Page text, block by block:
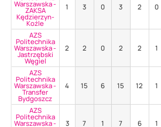
Warszawska -
ZAKSA
Kędzierzyn-
Koźle
1 3 0 3 2 0
AZS
Politechnika
Warszawska -
Jastrzębski
Węgiel
2 2 0 2 2 1
AZS
Politechnika
Warszawska -
Transfer
Bydgoszcz
4 15 6 15 12 1
AZS
Politechnika
Warszawska - 3 7 1 7 6 1